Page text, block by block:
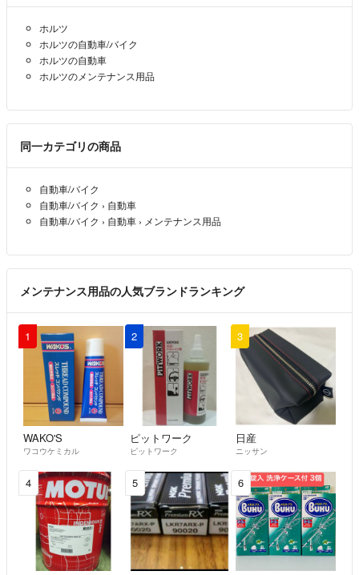
ホルツ
ホルツの自動車/バイク
ホルツの自動車
ホルツのメンテナンス用品
同一カテゴリの商品
自動車/バイク
自動車/バイク › 自動車
自動車/バイク › 自動車 › メンテナンス用品
メンテナンス用品の人気ブランドランキング
1
WAKO'S
ワコウケミカル
2
ピットワーク
ピットワーク
3
日産
ニッサン
4 5 6